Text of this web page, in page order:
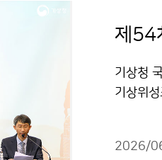
제54
기상청
기상위
변화를
2026/